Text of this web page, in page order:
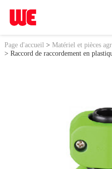
Page d'accueil > Matériel et pièces
> Raccord de raccordement en